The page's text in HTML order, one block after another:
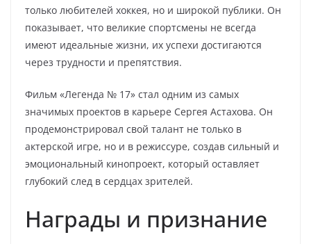
только любителей хоккея, но и широкой публики. Он
показывает, что великие спортсмены не всегда
имеют идеальные жизни, их успехи достигаются
через трудности и препятствия.
Фильм «Легенда № 17» стал одним из самых
значимых проектов в карьере Сергея Астахова. Он
продемонстрировал свой талант не только в
актерской игре, но и в режиссуре, создав сильный и
эмоциональный кинопроект, который оставляет
глубокий след в сердцах зрителей.
Награды и признание